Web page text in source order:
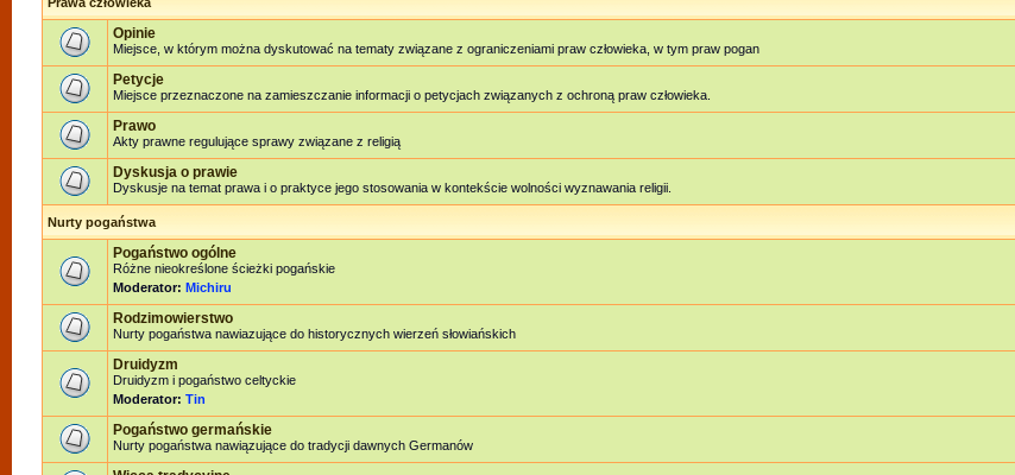
Opinie
Miejsce, w którym można dyskutować na tematy związane z ograniczeniami praw człowieka, w tym praw pogan
Petycje
Miejsce przeznaczone na zamieszczanie informacji o petycjach związanych z ochroną praw człowieka.
Prawo
Akty prawne regulujące sprawy związane z religią
Dyskusja o prawie
Dyskusje na temat prawa i o praktyce jego stosowania w kontekście wolności wyznawania religii.
Nurty pogaństwa
Pogaństwo ogólne
Różne nieokreślone ścieżki pogańskie
Moderator: Michiru
Rodzimowierstwo
Nurty pogaństwa nawiazujące do historycznych wierzeń słowiańskich
Druidyzm
Druidyzm i pogaństwo celtyckie
Moderator: Tin
Pogaństwo germańskie
Nurty pogaństwa nawiązujące do tradycji dawnych Germanów